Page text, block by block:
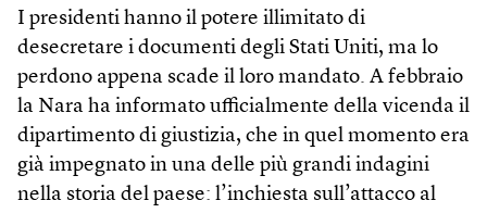
I presidenti hanno il potere illimitato di
desecretare i documenti degli Stati Uniti, ma lo
perdono appena scade il loro mandato. A febbraio
la Nara ha informato ufficialmente della vicenda il
dipartimento di giustizia, che in quel momento era
già impegnato in una delle più grandi indagini
nella storia del paese: l’inchiesta sull’attacco al